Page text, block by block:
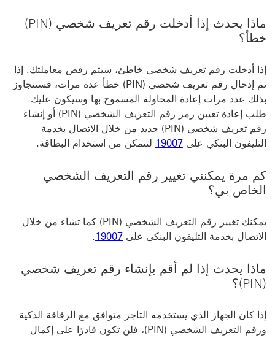
ماذا يحدث إذا أدخلت رقم تعريف شخصي (PIN)
خطأ؟
إذا أدخلت رقم تعريف شخصي خاطئ، سيتم رفض معاملتك. إذا
تم إدخال رقم تعريف شخصي (PIN) خطأ عدة مرات، فستتجاوز
بذلك عدد مرات إعادة المحاولة المسموح بها وسيكون عليك
طلب إعادة تعيين رمز رقم التعريف الشخصي (PIN) أو إنشاء
رقم تعريف شخصي (PIN) جديد من خلال الاتصال بخدمة
التليفون البنكي على ‏‎
كم مرة يمكنني تغيير رقم التعريف الشخصي
الخاص بي؟
يمكنك تغيير رقم التعريف الشخصي (PIN) كما تشاء من خلال
الاتصال بخدمة التليفون البنكي على 19007
.
ماذا يحدث إذا لم أقم بإنشاء رقم تعريف شخصي
(PIN)؟
إذا كان الجهاز الذي يستخدمه التاجر متوافق مع الرقاقة الذكية
ورقم التعريف الشخصي (PIN)، فلن تكون قادرًا على إكمال